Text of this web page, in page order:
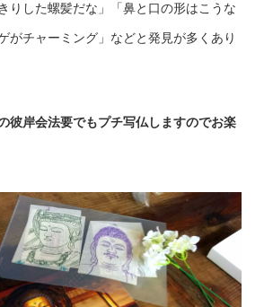
りした螺髪だな」「鼻と口の形はこうな
がチャーミング」などと発見が多くあり
彼岸会法要でもプチ写仏しますのでお楽